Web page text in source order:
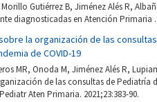
Gutiérrez B, Jiménez Alés R,
diagnosticadas en Atención Primaria .
la organización de las
de COVID-19
MR, Onoda M, Jiménez Alés R,
de las consultas de Pediatría
Aten Primaria. 2021;23:383-90.